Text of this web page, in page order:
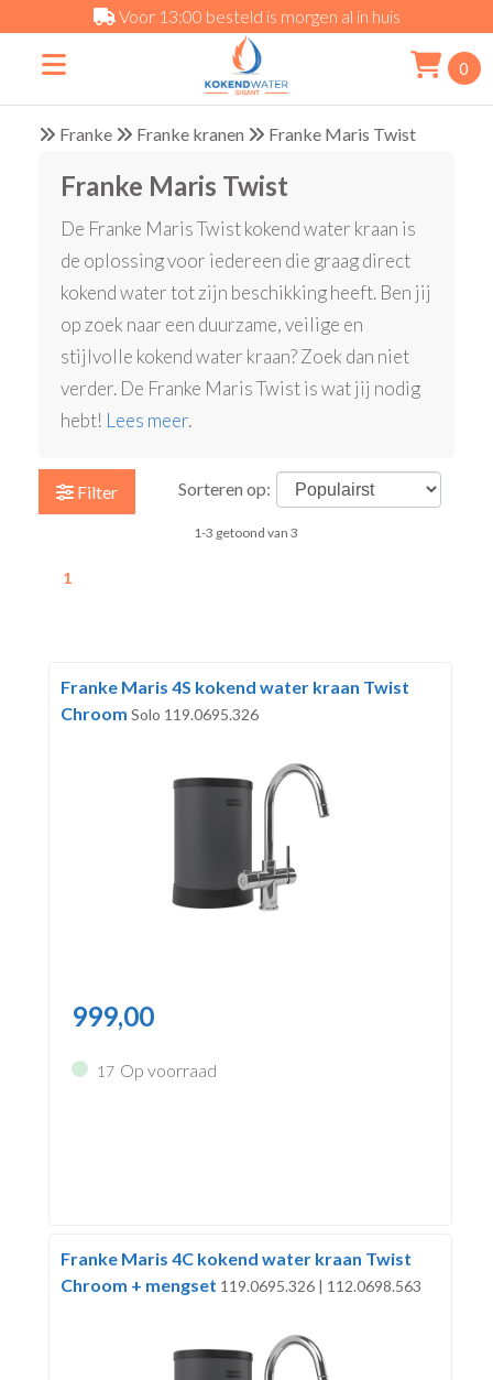
Voor 13:00 besteld is morgen al in huis
0
Franke Franke kranen Franke Maris Twist
Franke Maris Twist
De Franke Maris Twist kokend water kraan is
de oplossing voor iedereen die graag direct
kokend water tot zijn beschikking heeft. Ben jij
op zoek naar een duurzame, veilige en
stijlvolle kokend water kraan? Zoek dan niet
verder. De Franke Maris Twist is wat jij nodig
hebt! Lees meer.
Filter Sorteren op:
1-3 getoond van 3
1
Franke Maris 4S kokend water kraan Twist
Chroom Solo 119.0695.326
999,00
17 Op voorraad
Franke Maris 4C kokend water kraan Twist
Chroom + mengset 119.0695.326 | 112.0698.563